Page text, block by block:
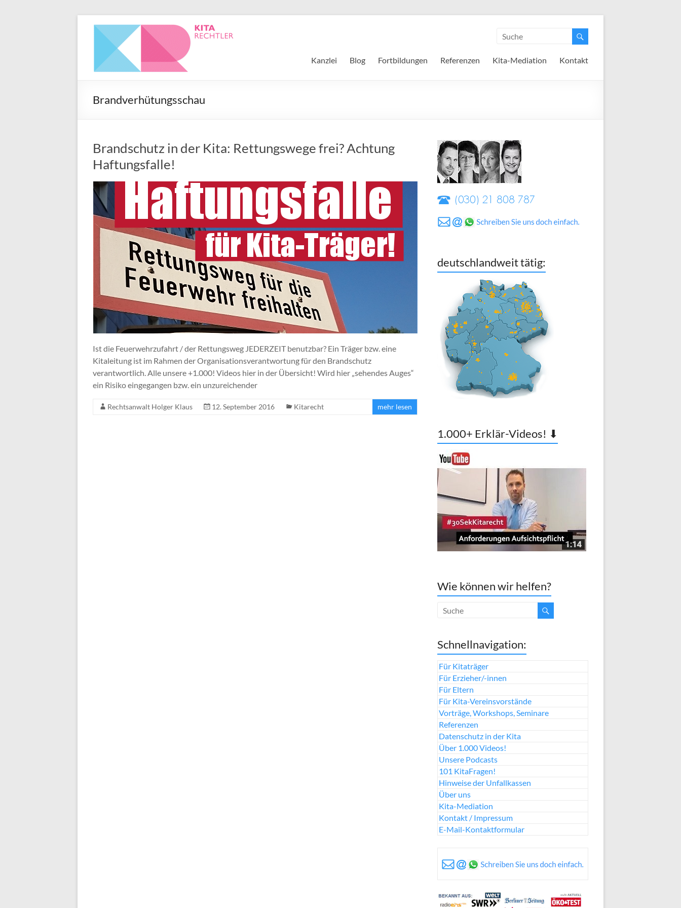
Kanzlei Blog Fortbildungen Referenzen Kita-Mediation Kontakt
Brandverhütungsschau
Brandschutz in der Kita: Rettungswege frei? Achtung
Haftungsfalle!
Ist die Feuerwehrzufahrt / der Rettungsweg JEDERZEIT benutzbar? Ein Träger bzw. eine
Kitaleitung ist im Rahmen der Organisationsverantwortung für den Brandschutz
verantwortlich. Alle unsere +1.000! Videos hier in der Übersicht! Wird hier „sehendes Auges“
ein Risiko eingegangen bzw. ein unzureichender
Rechtsanwalt Holger Klaus 12. September 2016 Kitarecht mehr lesen
deutschlandweit tätig:
1.000+ Erklär-Videos! ⬇
Wie können wir helfen?
Schnellnavigation:
Für Kitaträger
Für Erzieher/-innen
Für Eltern
Für Kita-Vereinsvorstände
Vorträge, Workshops, Seminare
Referenzen
Datenschutz in der Kita
Über 1.000 Videos!
Unsere Podcasts
101 KitaFragen!
Hinweise der Unfallkassen
Über uns
Kita-Mediation
Kontakt / Impressum
E-Mail-Kontaktformular